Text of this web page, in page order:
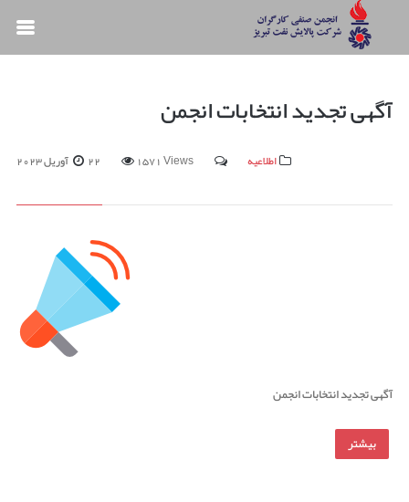
آگهی تجدید انتخابات انجمن
22 آوریل 2023 1571 Views اطلاعیه
آگهی تجدید انتخابات انجمن
بیشتر